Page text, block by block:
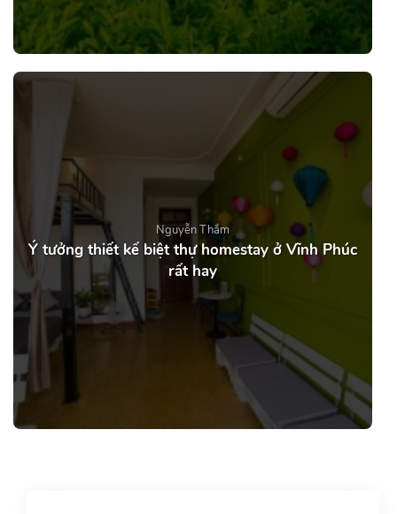
Nguyễn Thắm
Ý tưởng thiết kế biệt thự homestay ở Vĩnh Phúc
rất hay